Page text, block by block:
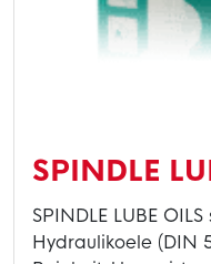
SPINDLE
SPINDLE LUBE
Hydraulikoele (DIN